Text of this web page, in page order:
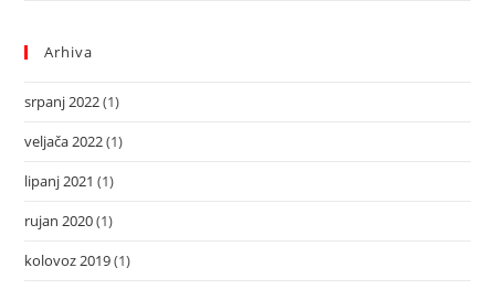
Arhiva
srpanj 2022(1)
veljača 2022(1)
lipanj 2021 (1)
rujan 2020(1)
kolovoz 2019(1)